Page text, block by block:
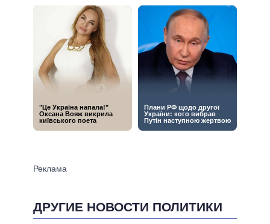
ДРУГИЕ НОВОСТИ ПОЛИТИКИ